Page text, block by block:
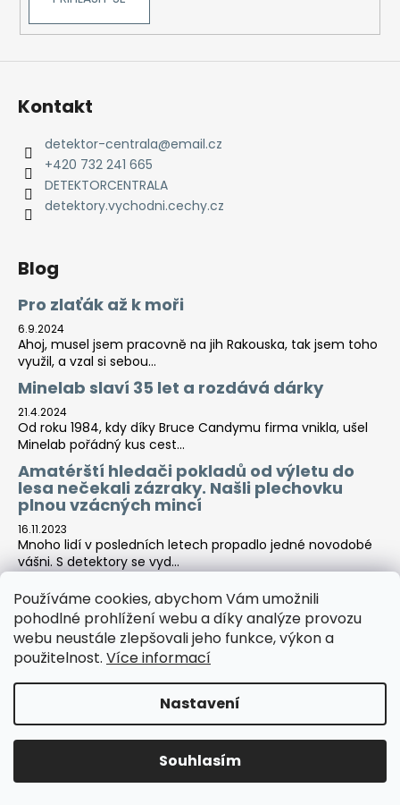
Používáme cookies, abychom Vám umožnili
pohodlné prohlížení webu a díky analýze provozu
webu neustále zlepšovali jeho funkce, výkon a
použitelnost. Více informací
Nastavení
Souhlasím
Kontakt
detektor-centrala@email.cz
+420 732 241 665
DETEKTORCENTRALA
detektory.vychodni.cechy.cz
Blog
Pro zlaťák až k moři
6.9.2024
Ahoj, musel jsem pracovně na jih Rakouska, tak jsem toho
využil, a vzal si sebou...
Minelab slaví 35 let a rozdává dárky
21.4.2024
Od roku 1984, kdy díky Bruce Candymu firma vnikla, ušel
Minelab pořádný kus cest...
Amatérští hledači pokladů od výletu do
lesa nečekali zázraky. Našli plechovku
plnou vzácných mincí
16.11.2023
Mnoho lidí v posledních letech propadlo jedné novodobé
vášni. S detektory se vyd...
Tara-print
Copyright 2026Detektor centrála. Všechna práva
Upravit nastavení cookies